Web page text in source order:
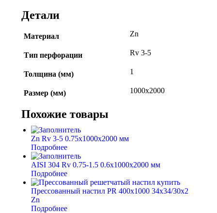
Детали
Материал Zn
Тип перфорации Rv 3-5
Толщина (мм) 1
Размер (мм) 1000х2000
Похожие товары
Zn Rv 3-5 0.75x1000x2000 мм
Подробнее
AISI 304 Rv 0.75-1.5 0.6x1000x2000 мм
Подробнее
Прессованный настил PR 400х1000 34х34/30х2
Zn
Подробнее